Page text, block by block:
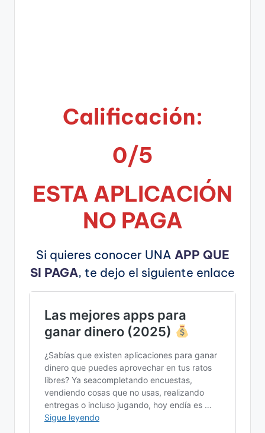
Calificación:
0/5
ESTA APLICACIÓN
NO PAGA
Si quieres conocer UNA APP QUE
SI PAGA, te dejo el siguiente enlace